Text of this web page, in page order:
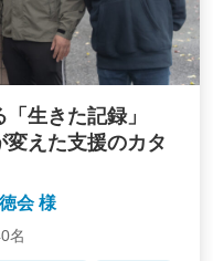
生きた記録」
えた支援のカタ
会 様
名